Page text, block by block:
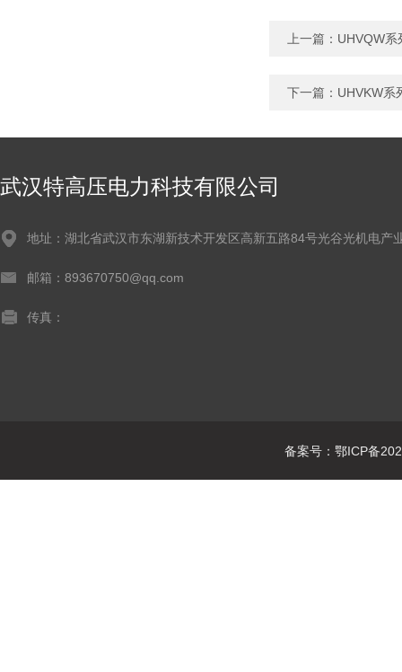
上一篇： UHVQW
下一篇： UHVKW系
武汉特高压电力科技有限公司
地址：湖北省武汉市东湖新技术开发区高新五路84号光谷光机电产
邮箱：893670750@qq.com
传真：
备案号：鄂ICP备